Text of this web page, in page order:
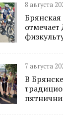
8 августа
Брянская
отмечает
7 августа
В